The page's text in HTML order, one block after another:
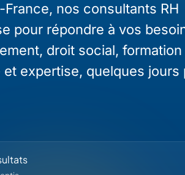
nos consultants RH
pour répondre à vos
droit social, formation
expertise, quelques jours